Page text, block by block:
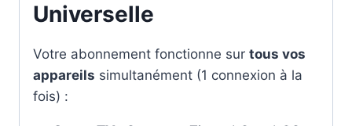
Universelle
Votre abonnement fonctionne sur tous vos
appareils simultanément (1 connexion à la
fois) :